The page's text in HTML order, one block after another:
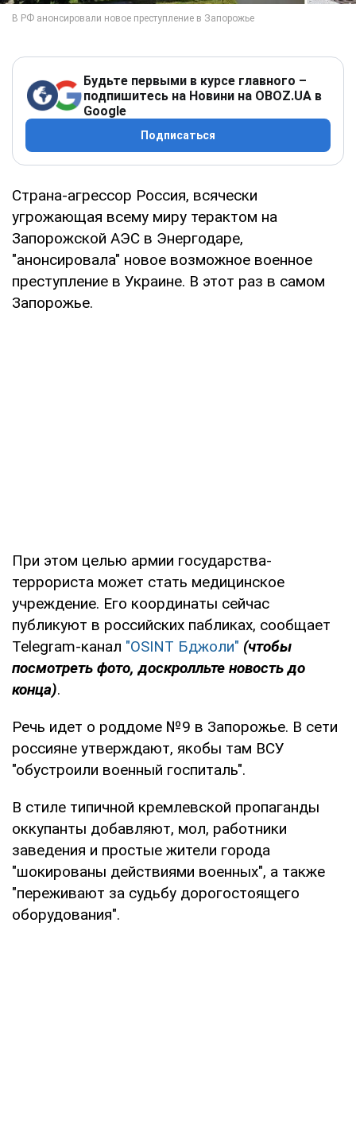
Будьте первыми в курсе главного –
подпишитесь на Новини на OBOZ.UA в
Google
Подписаться
Страна-агрессор Россия, всячески
угрожающая всему миру терактом на
Запорожской АЭС в Энергодаре,
"анонсировала" новое возможное военное
преступление в Украине. В этот раз в самом
Запорожье.
При этом целью армии государства-
террориста может стать медицинское
учреждение. Его координаты сейчас
публикуют в российских пабликах, сообщает
Telegram-канал "OSINT Бджоли" (чтобы
посмотреть фото, доскролльте новость до
конца).
Речь идет о роддоме №9 в Запорожье. В сети
россияне утверждают, якобы там ВСУ
"обустроили военный госпиталь".
В стиле типичной кремлевской пропаганды
оккупанты добавляют, мол, работники
заведения и простые жители города
"шокированы действиями военных", а также
"переживают за судьбу дорогостоящего
оборудования".